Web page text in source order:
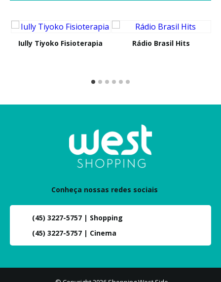
Iully Tiyoko Fisioterapia Rádio Brasil Hits
Conheça nossas redes sociais
(45) 3227-5757 | Shopping
(45) 3227-5757 | Cinema